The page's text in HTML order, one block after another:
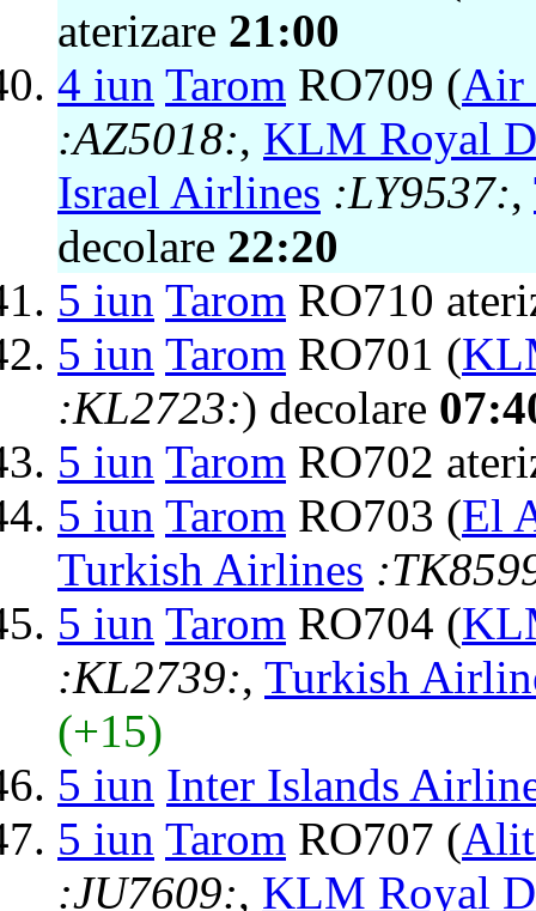
aterizare 21:00
4 iun Tarom RO709 (Air
:AZ5018:, KLM Royal
Israel Airlines :LY9537:,
decolare 22:20
5 iun Tarom RO710
5 iun Tarom RO701 (
:KL2723:) decolare
5 iun Tarom RO702
5 iun Tarom RO703 (El
Turkish Airlines
5 iun Tarom RO704 (
:KL2739:, Turkish
(+15)
5 iun Inter Islands
5 iun Tarom RO707 (
:JU7609:, KLM Royal